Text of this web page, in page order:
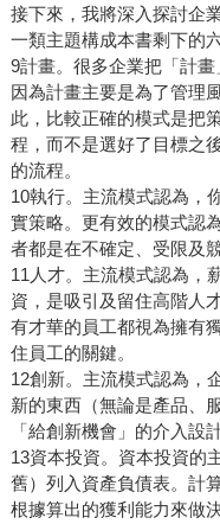
接下來，我將深入探討企
一類主題構成本書剩下的
9計畫。很多企業把「計
因為計畫主要是為了管理
此，比較正確的模式是把
程，而不是選好了目標之
的流程。
10執行。主流模式認為，
實策略。更有效的模式認
者都是在不確定、受限及
11人才。主流模式認為，
資，是吸引及留住高階人
有才華的員工都視為擁有
住員工的關鍵。
12創新。主流模式認為，
新的東西（無論是產品、
「給創新機會」的介入設
13資本投資。資本投資的
舊）列入資產負債表。計
根據算出的獲利能力來做